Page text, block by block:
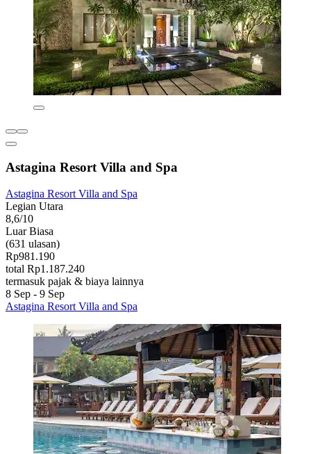
Astagina Resort Villa and Spa
Astagina Resort Villa and Spa
Legian Utara
8,6/10
Luar Biasa
(631 ulasan)
Rp981.190
total Rp1.187.240
termasuk pajak & biaya lainnya
8 Sep - 9 Sep
Astagina Resort Villa and Spa